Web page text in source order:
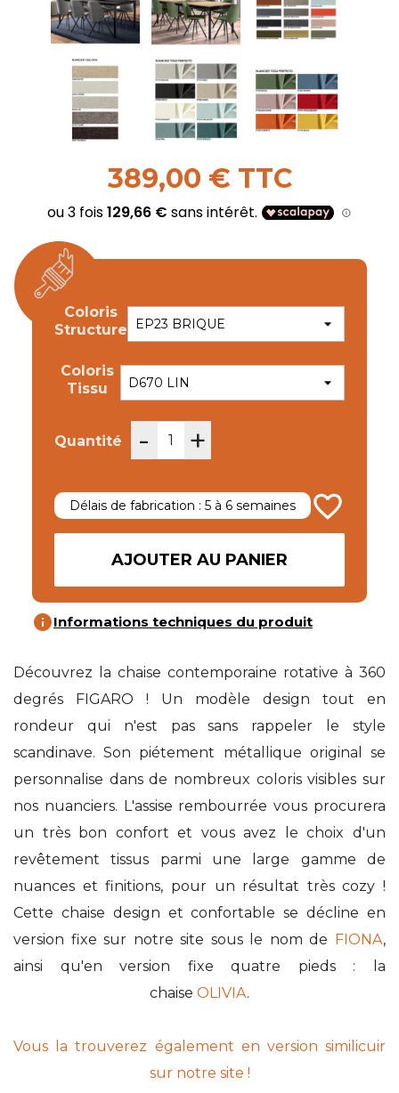
389,00 € TTC
Coloris
Structure
Coloris
Tissu
Quantité - +
Délais de fabrication : 5 à 6 semaines favorite_border
AJOUTER AU PANIER
infoInformations techniques du produit
Découvrez la chaise contemporaine rotative à 360
degrés FIGARO ! Un modèle design tout en
rondeur qui n'est pas sans rappeler le style
scandinave. Son piétement métallique original se
personnalise dans de nombreux coloris visibles sur
nos nuanciers. L'assise rembourrée vous procurera
un très bon confort et vous avez le choix d'un
revêtement tissus parmi une large gamme de
nuances et finitions, pour un résultat très cozy !
Cette chaise design et confortable se décline en
version fixe sur notre site sous le nom de FIONA,
ainsi qu'en version fixe quatre pieds : la
chaise OLIVIA.
Vous la trouverez également en version similicuir
sur notre site !